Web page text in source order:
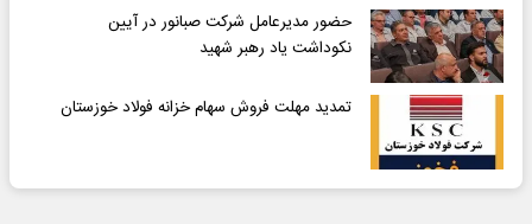
حضور مدیرعامل شرکت صبانور در آیین
نکوداشت یاد رهبر شهید
تمدید مهلت فروش سهام خزانه فولاد خوزستان